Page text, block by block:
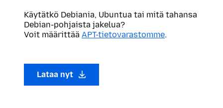
Käytätkö Debiania, Ubuntua tai mitä tahansa
Debian-pohjaista jakelua?
Voit määrittää APT-tietovarastomme.
Lataa nyt